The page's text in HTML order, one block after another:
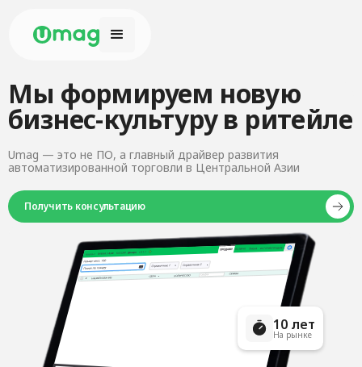
Мы формируем новую
бизнес-культуру в ритейле
Umag — это не ПО, а главный драйвер развития
автоматизированной торговли в Центральной Азии
Получить консультацию
10 лет
На рынке